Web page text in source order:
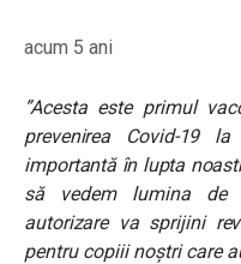
acum 5 ani
”Acesta este primul
prevenirea Covid-19
importantă în lupta
să vedem lumina de
autorizare va sprijini
pentru copiii noștri care